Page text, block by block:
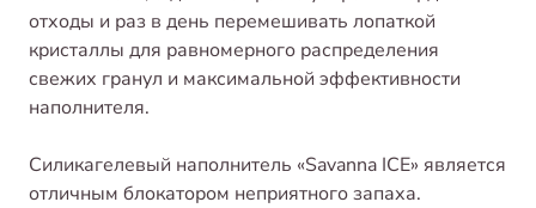
отходы и раз в день перемешивать лопаткой
кристаллы для равномерного распределения
свежих гранул и максимальной эффективности
наполнителя.
Силикагелевый наполнитель «Savanna ICE» является
отличным блокатором неприятного запаха.